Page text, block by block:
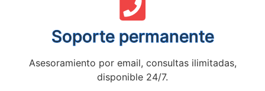
Soporte permanente
Asesoramiento por email, consultas ilimitadas,
disponible 24/7.